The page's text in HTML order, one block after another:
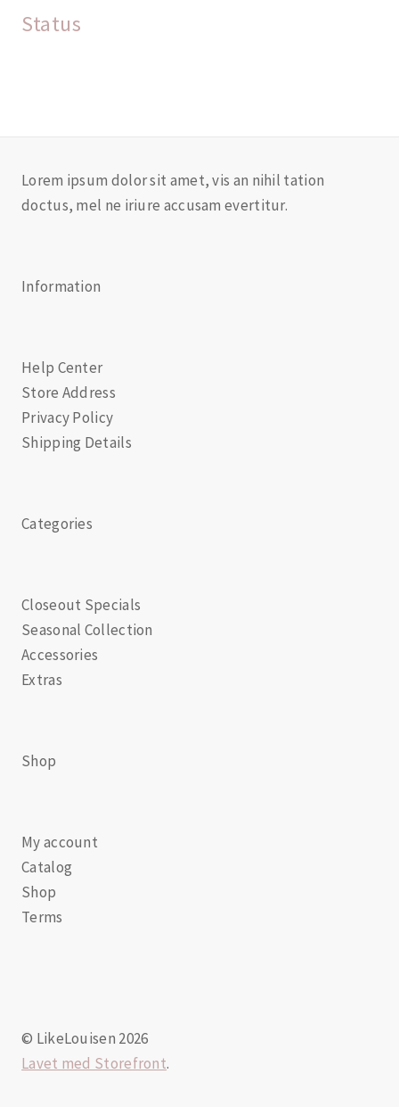
Status
Lorem ipsum dolor sit amet, vis an nihil tation
doctus, mel ne iriure accusam evertitur.
Information
Help Center
Store Address
Privacy Policy
Shipping Details
Categories
Closeout Specials
Seasonal Collection
Accessories
Extras
Shop
My account
Catalog
Shop
Terms
© LikeLouisen 2026
Lavet med Storefront.